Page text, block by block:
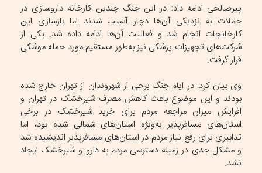
پیرصالحی ادامه داد: در این جنگ چندین کارخانه داروسازی در
حملات به نزدیکی آن‌ها دچار آسیب شدند اما بازسازی این
کارخانجات انجام شد و فعالیت آن‌ها ادامه داده شد. یکی از
شرکت‌های تجهیزات پزشکی نیز به‌طور مستقیم مورد حمله موشکی
قرار گرفت.
وی بیان کرد: در ایام جنگ برخی از شهروندان از تهران خارج شده
بودند و این موضوع باعث کاهش مصرف شیرخشک در تهران و
افزایش میزان مراجعه مردم برای خرید شیرخشک در برخی
استان‌های مسافرپذیر به‌ویژه استان‌های شمالی شده بود، اما
تدابیری برای رفع نیاز مردم در استان‌های مسافرپذیر اندیشیده شد
و مشکل جدی در زمینه دسترسی مردم به دارو و شیرخشک ایجاد
نشد.